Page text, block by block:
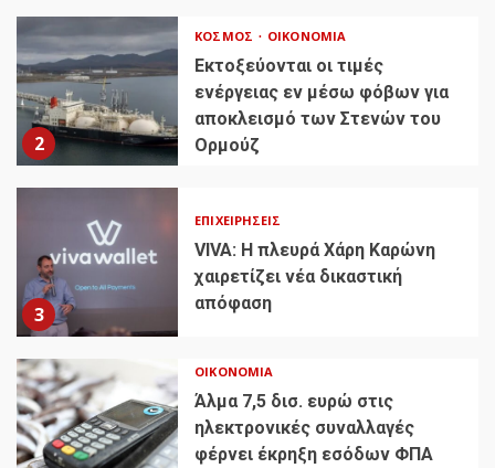
2
ΚΌΣΜΟΣ ΟΙΚΟΝΟΜΊΑ
Εκτοξεύονται οι τιμές
ενέργειας εν μέσω φόβων για
αποκλεισμό των Στενών του
Ορμούζ
3
ΕΠΙΧΕΙΡΉΣΕΙΣ
VIVA: Η πλευρά Χάρη Καρώνη
χαιρετίζει νέα δικαστική
απόφαση
ΟΙΚΟΝΟΜΊΑ
Άλμα 7,5 δισ. ευρώ στις
ηλεκτρονικές συναλλαγές
φέρνει έκρηξη εσόδων ΦΠΑ